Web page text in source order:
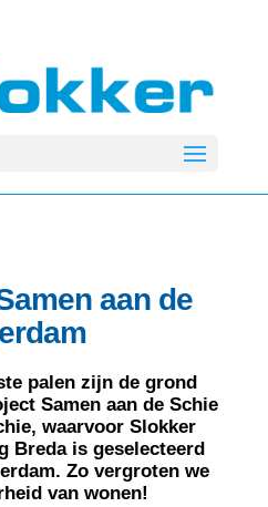
aan de
palen zijn de grond
Samen aan de Schie
waarvoor Slokker
Breda is geselecteerd
Zo vergroten we
van wonen!